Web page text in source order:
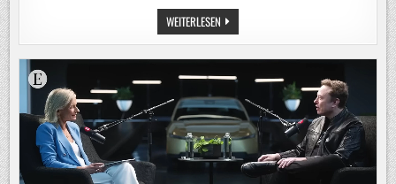
WEITERLESEN KI
IN
DER
JUSTIZ:
PEINLICHE
PASTE-
FEHLER
HESSISCHER
RICHTER
MIT
CHATGPT